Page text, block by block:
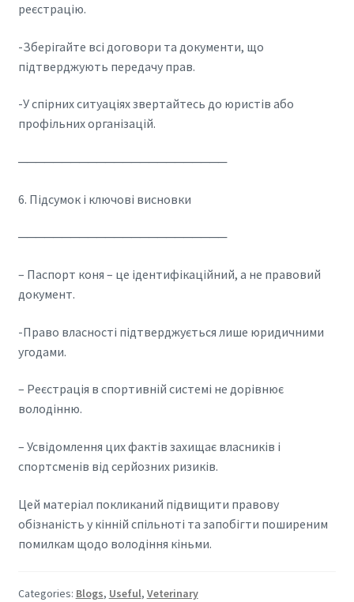
реєстрацію.
-Зберігайте всі договори та документи, що
підтверджують передачу прав.
-У спірних ситуаціях звертайтесь до юристів або
профільних організацій.
────────────────────────
6. Підсумок і ключові висновки
────────────────────────
– Паспорт коня – це ідентифікаційний, а не правовий
документ.
-Право власності підтверджується лише юридичними
угодами.
– Реєстрація в спортивній системі не дорівнює
володінню.
– Усвідомлення цих фактів захищає власників і
спортсменів від серйозних ризиків.
Цей матеріал покликаний підвищити правову
обізнаність у кінній спільноті та запобігти поширеним
помилкам щодо володіння кіньми.
Categories: Blogs, Useful, Veterinary